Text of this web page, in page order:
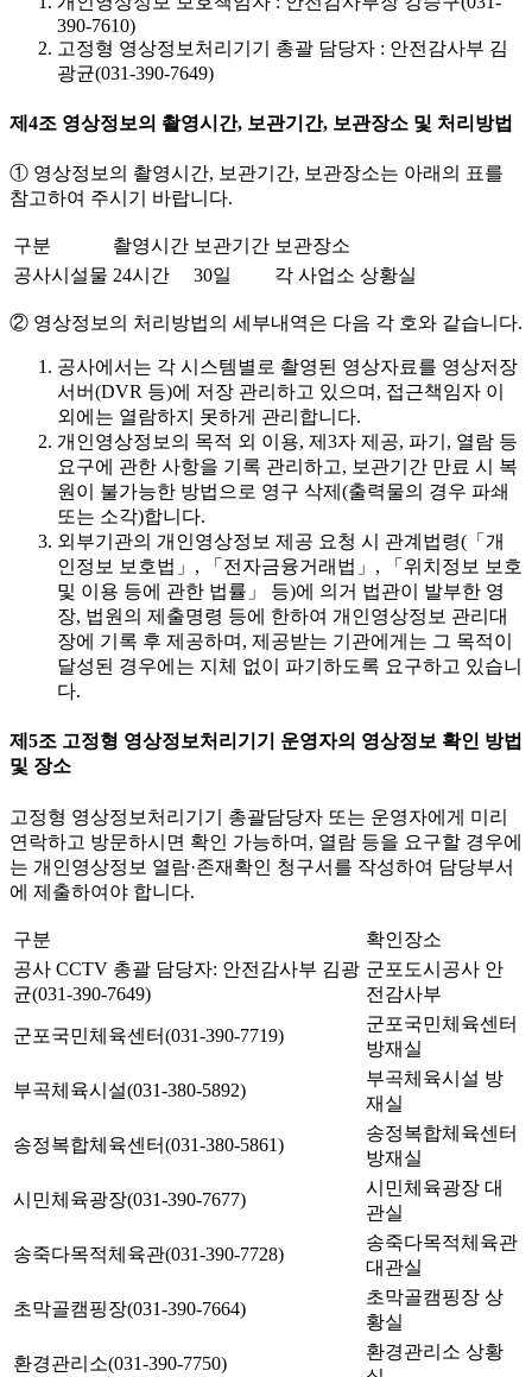
390-7610)
고정형 영상정보처리기기 총괄 담당자 : 안전감사부 김
광균(031-390-7649)
제4조 영상정보의 촬영시간, 보관기간, 보관장소 및 처리방법
① 영상정보의 촬영시간, 보관기간, 보관장소는 아래의 표를
참고하여 주시기 바랍니다.
구분 촬영시간 보관기간 보관장소
공사시설물 24시간 30일 각 사업소 상황실
② 영상정보의 처리방법의 세부내역은 다음 각 호와 같습니다.
공사에서는 각 시스템별로 촬영된 영상자료를 영상저장
서버(DVR 등)에 저장 관리하고 있으며, 접근책임자 이
외에는 열람하지 못하게 관리합니다.
개인영상정보의 목적 외 이용, 제3자 제공, 파기, 열람 등
요구에 관한 사항을 기록 관리하고, 보관기간 만료 시 복
원이 불가능한 방법으로 영구 삭제(출력물의 경우 파쇄
또는 소각)합니다.
외부기관의 개인영상정보 제공 요청 시 관계법령(「개
인정보 보호법」, 「전자금융거래법」, 「위치정보 보호
및 이용 등에 관한 법률」 등)에 의거 법관이 발부한 영
장, 법원의 제출명령 등에 한하여 개인영상정보 관리대
장에 기록 후 제공하며, 제공받는 기관에게는 그 목적이
달성된 경우에는 지체 없이 파기하도록 요구하고 있습니
다.
제5조 고정형 영상정보처리기기 운영자의 영상정보 확인 방법
및 장소
고정형 영상정보처리기기 총괄담당자 또는 운영자에게 미리
연락하고 방문하시면 확인 가능하며, 열람 등을 요구할 경우에
는 개인영상정보 열람·존재확인 청구서를 작성하여 담당부서
에 제출하여야 합니다.
구분
확인장소
공사 CCTV 총괄 담당자: 안전감사부 김광
균(031-390-7649)
군포도시공사 안
전감사부
군포국민체육센터(031-390-7719)
군포국민체육센터
방재실
부곡체육시설(031-380-5892)
부곡체육시설 방
재실
송정복합체육센터(031-380-5861)
송정복합체육센터
방재실
시민체육광장(031-390-7677)
시민체육광장 대
관실
송죽다목적체육관(031-390-7728)
송죽다목적체육관
대관실
초막골캠핑장(031-390-7664)
초막골캠핑장 상
황실
환경관리소(031-390-7750)
환경관리소 상황